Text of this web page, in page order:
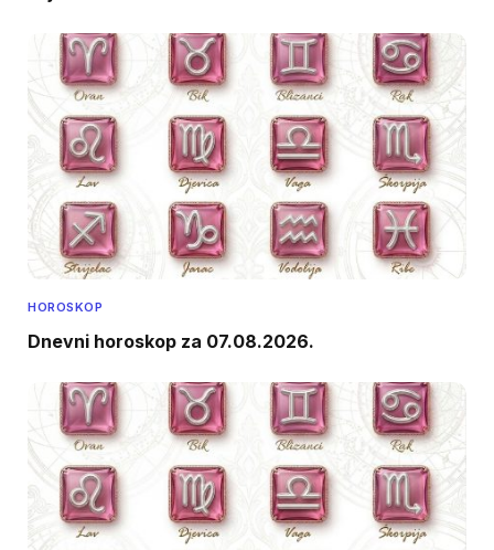
HOROSKOP
Dnevni horoskop za 07.08.2026.